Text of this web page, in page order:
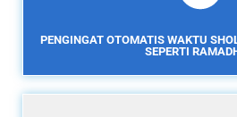
PENGINGAT OTOMATIS WAKTU
SEPERTI